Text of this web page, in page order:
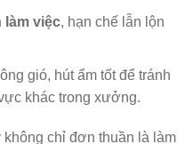
làm việc, hạn chế lẫn lộn
gió, hút ẩm tốt để tránh
khác trong xưởng.
chỉ đơn thuần là làm